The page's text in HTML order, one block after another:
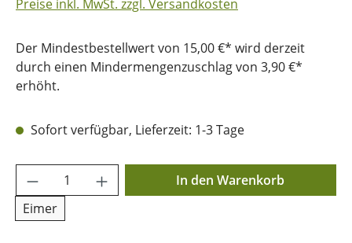
Preise inkl. MwSt. zzgl. Versandkosten
Der Mindestbestellwert von 15,00 €* wird derzeit
durch einen Mindermengenzuschlag von 3,90 €*
erhöht.
Sofort verfügbar, Lieferzeit: 1-3 Tage
Produkt Anzahl: Gib den gewünschten
Eimer
In den Warenkorb